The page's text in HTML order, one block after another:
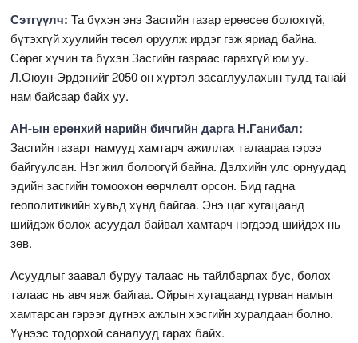
Сэтгүүлч: Та бүхэн энэ Засгийн газар ерөөсөө болохгүй,
бүтэхгүй хуулийн төсөл оруулж ирдэг гэж яриад байна.
Сөрөг хүчин та бүхэн Засгийн газраас гарахгүй юм уу.
Л.Оюун-Эрдэнийг 2050 он хүртэл засаглуулахын тулд танай
нам байсаар байх уу.
АН-ын ерөнхий нарийн бичгийн дарга Н.Ганибал:
Засгийн газарт намууд хамтарч ажиллах талаараа гэрээ
байгуулсан. Нэг жил болоогүй байна. Дэлхийн улс орнуудад
эдийн засгийн томоохон өөрчлөлт орсон. Бид гадна
геополитикийн хувьд хүнд байгаа. Энэ цаг хугацаанд
шийдэж болох асуудал байвал хамтарч нэгдээд шийдэх нь
зөв.
Асуудлыг заавал буруу талаас нь тайлбарлах бус, болох
талаас нь авч явж байгаа. Ойрын хугацаанд гурван намын
хамтарсан гэрээг дүгнэх ажлын хэсгийн хуралдаан болно.
Үүнээс тодорхой саналууд гарах байх.